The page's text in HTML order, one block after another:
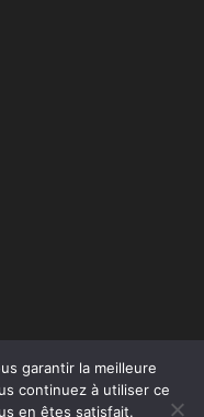
garantir la meilleure
continuez à utiliser ce
en êtes satisfait.